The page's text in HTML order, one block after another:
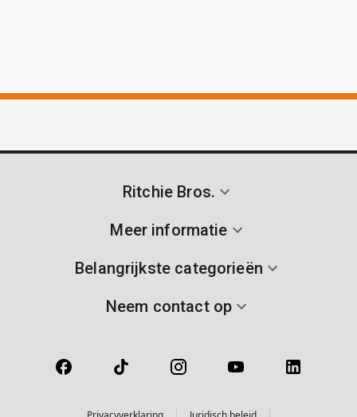
Ritchie Bros.
Meer informatie
Belangrijkste categorieën
Neem contact op